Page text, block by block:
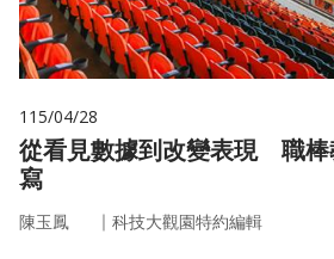
115/04/28
從看見數據到改變表現 職棒
寫
陳玉鳳 ｜ 科技大觀園特約編輯